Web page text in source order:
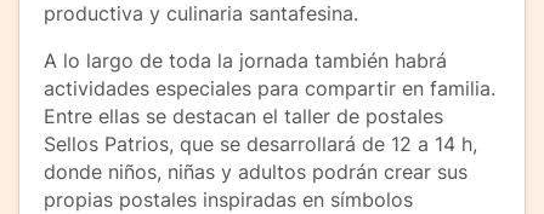
productiva y culinaria santafesina.
A lo largo de toda la jornada también habrá
actividades especiales para compartir en familia.
Entre ellas se destacan el taller de postales
Sellos Patrios, que se desarrollará de 12 a 14 h,
donde niños, niñas y adultos podrán crear sus
propias postales inspiradas en símbolos